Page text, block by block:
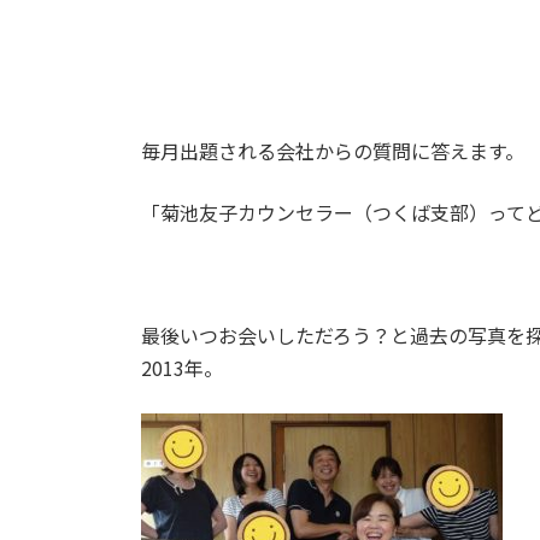
毎月出題される会社からの質問に答えます。
「菊池友子カウンセラー（つくば支部）って
最後いつお会いしただろう？と過去の写真を
2013年。